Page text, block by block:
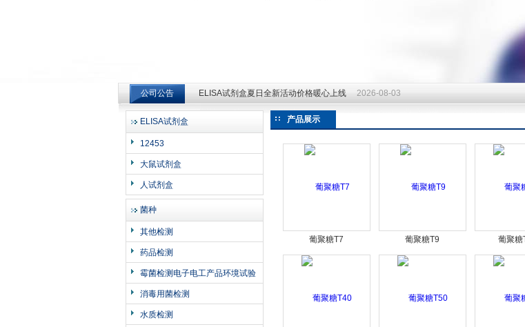
上海邦景实业有限公司
公司公告 ELISA试剂盒夏日全新活动价格暖心上线 2026-08-03
ELISA试剂盒
12453
大鼠试剂盒
人试剂盒
菌种
其他检测
药品检测
霉菌检测电子电工产品环境试验
消毒用菌检测
水质检测
产品展示
葡聚糖T7 葡聚糖T9 葡聚糖